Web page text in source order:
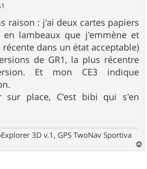
raison : j'ai deux cartes papiers
en lambeaux que j'emmène et
dans un état acceptable)
de GR1, la plus récentre
Et mon CE3 indique
sur place, C'est bibi qui s'en
3D v.1, GPS TwoNav Sportiva
a